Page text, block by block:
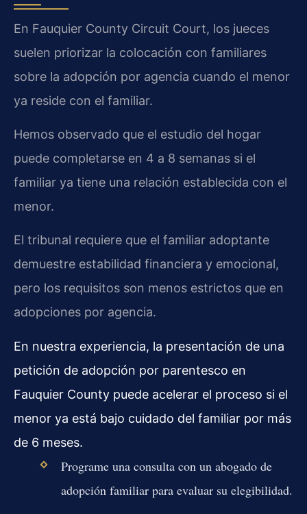
En Fauquier County Circuit Court, los jueces
suelen priorizar la colocación con familiares
sobre la adopción por agencia cuando el menor
ya reside con el familiar.
Hemos observado que el estudio del hogar
puede completarse en 4 a 8 semanas si el
familiar ya tiene una relación establecida con el
menor.
El tribunal requiere que el familiar adoptante
demuestre estabilidad financiera y emocional,
pero los requisitos son menos estrictos que en
adopciones por agencia.
En nuestra experiencia, la presentación de una
petición de adopción por parentesco en
Fauquier County puede acelerar el proceso si el
menor ya está bajo cuidado del familiar por más
de 6 meses.
Programe una consulta con un abogado de
adopción familiar para evaluar su elegibilidad.